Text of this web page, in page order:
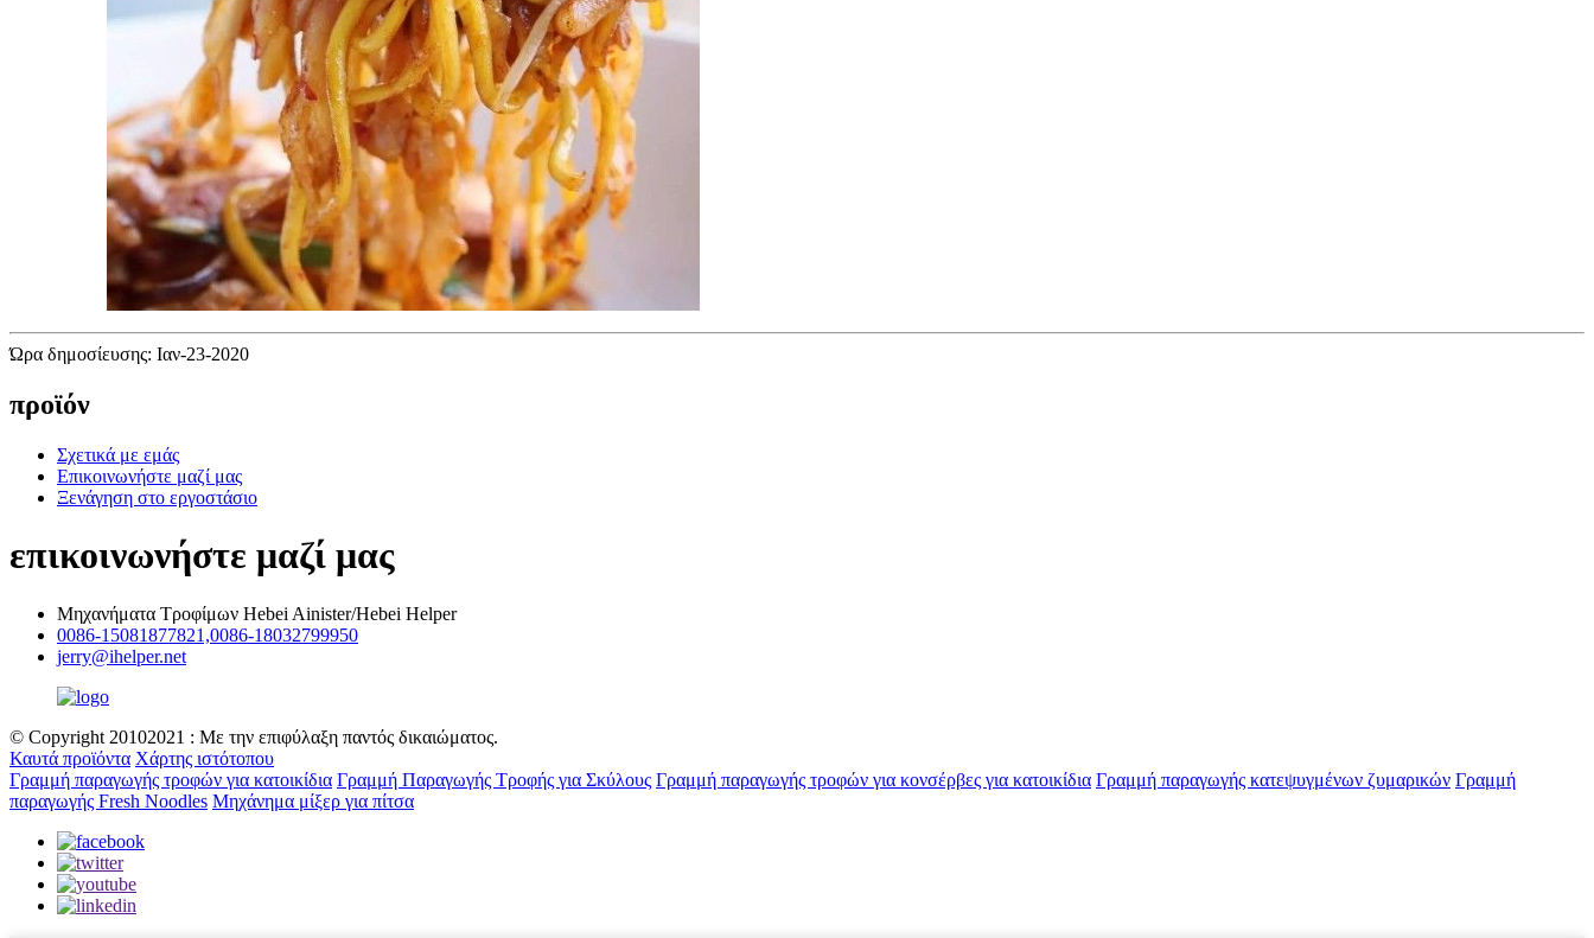
Ώρα δημοσίευσης: Ιαν-23-2020
προϊόν
Σχετικά με εμάς
Επικοινωνήστε μαζί μας
Ξενάγηση στο εργοστάσιο
επικοινωνήστε μαζί μας
Μηχανήματα Τροφίμων Hebei Ainister/Hebei Helper
0086-15081877821,0086-18032799950
jerry@ihelper.net
© Copyright 20102021 : Με την επιφύλαξη παντός δικαιώματος.
Καυτά προϊόντα Χάρτης ιστότοπου
Γραμμή παραγωγής τροφών για κατοικίδια Γραμμή Παραγωγής Τροφής για Σκύλους Γραμμή παραγωγής τροφών για κονσέρβες για κατοικίδια Γραμμή παραγωγής κατεψυγμένων ζυμαρικών Γραμμή
παραγωγής Fresh Noodles Μηχάνημα μίξερ για πίτσα